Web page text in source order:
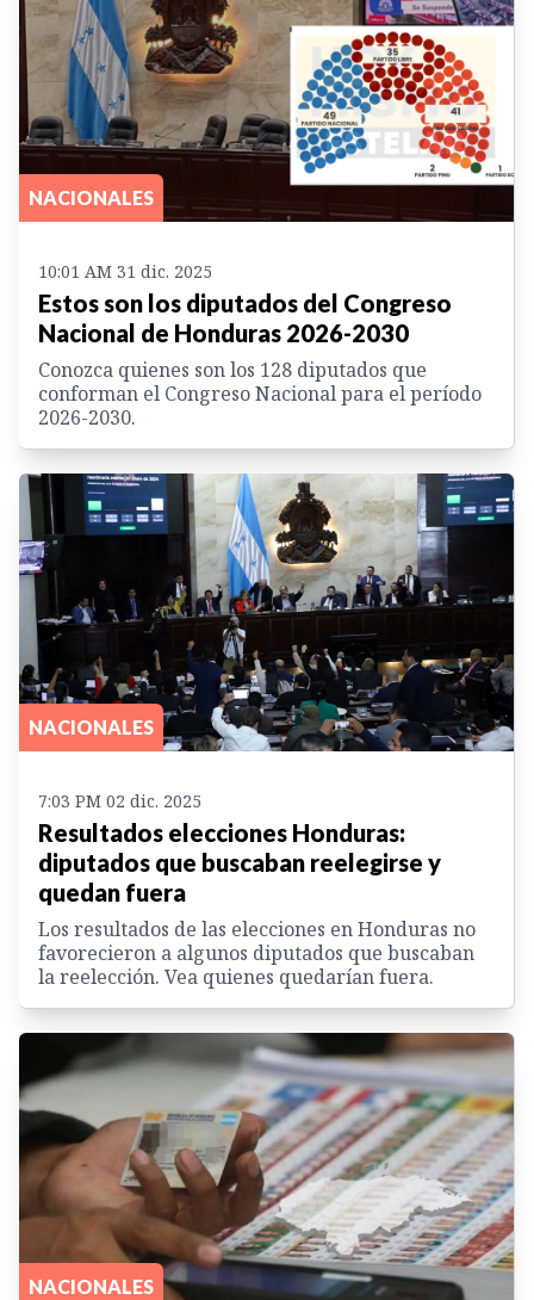
NACIONALES
10:01 AM 31 dic. 2025
Estos son los diputados del Congreso
Nacional de Honduras 2026-2030
Conozca quienes son los 128 diputados que
conforman el Congreso Nacional para el período
2026-2030.
NACIONALES
7:03 PM 02 dic. 2025
Resultados elecciones Honduras:
diputados que buscaban reelegirse y
quedan fuera
Los resultados de las elecciones en Honduras no
favorecieron a algunos diputados que buscaban
la reelección. Vea quienes quedarían fuera.
NACIONALES